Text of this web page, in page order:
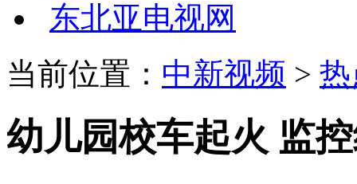
东北亚电视网
当前位置： 中新视频 >
幼儿园校车起火 监